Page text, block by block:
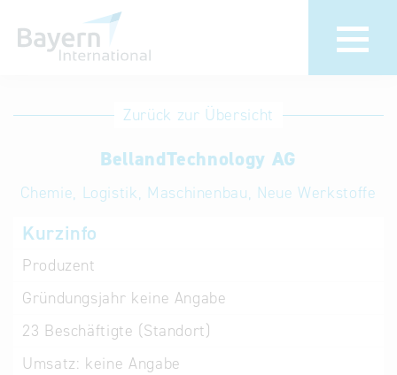
Anmeldung
Unternehmen
anmelden
Eintrag
löschen
Aktualisieren
Bavaria“
Zurück zur Übersicht
BellandTechnology AG
Chemie, Logistik, Maschinenbau, Neue Werkstoffe
Kurzinfo
Produzent
Gründungsjahr keine Angabe
23 Beschäftigte (Standort)
Umsatz: keine Angabe